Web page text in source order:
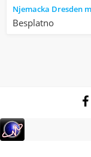
Besplatno